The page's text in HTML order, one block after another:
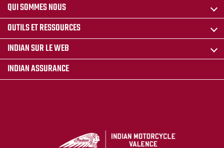
QUI SOMMES NOUS
OUTILS ET RESSOURCES
INDIAN SUR LE WEB
INDIAN ASSURANCE